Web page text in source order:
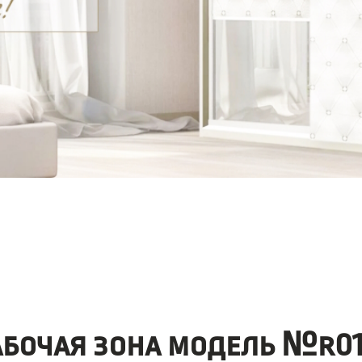
зона модель